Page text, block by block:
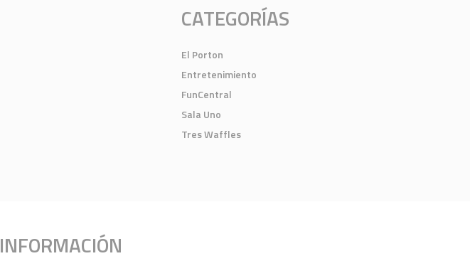
CATEGORÍAS
El Porton
Entretenimiento
FunCentral
Sala Uno
Tres Waffles
INFORMACIÓN